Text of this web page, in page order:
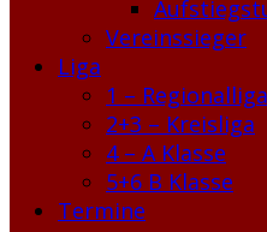
Vereinssieger
Liga
1 – Regionalliga
2+3 – Kreisliga
4 – A Klasse
5+6 B Klasse
Termine